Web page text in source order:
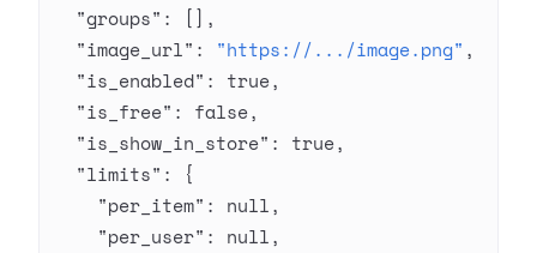
  "groups"
: [],
  "image_url"
: "https://.../image.png" ,
  "is_enabled"
: true,
  "is_free"
: false,
  "is_show_in_store"
: true,
  "limits"
: {
    "per_item"
: null,
    "per_user"
: null,